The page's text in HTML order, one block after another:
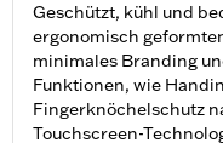
Geschützt, kühl und
ergonomisch
minimales Branding
Funktionen, wie
Fingerknöchelschutz
Touchscreen-